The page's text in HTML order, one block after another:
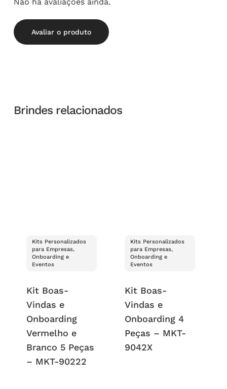
Não há avaliações ainda.
Avaliar o produto
Brindes relacionados
Kits Personalizados
para Empresas,
Onboarding e
Eventos
Kit Boas-
Vindas e
Onboarding
Vermelho e
Branco 5 Peças
– MKT-90222
Kits Personalizados
para Empresas,
Onboarding e
Eventos
Kit Boas-
Vindas e
Onboarding 4
Peças – MKT-
9042X